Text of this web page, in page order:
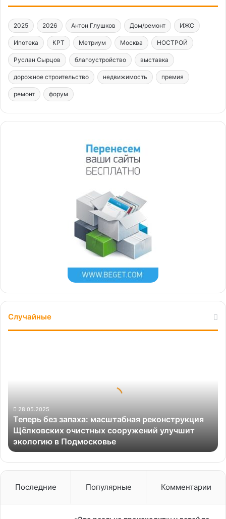
2025 2026 Антон Глушков Дом/ремонт ИЖС
Ипотека КРТ Метриум Москва НОСТРОЙ
Руслан Сырцов благоустройство выставка
дорожное строительство недвижимость премия
ремонт форум
Случайные
очистных
сооружений
улучшит
экологию
в
Подмосковье
28.05.2025
Теперь без запаха: масштабная реконструкция
Щёлковских очистных сооружений улучшит
экологию в Подмосковье
Последние Популярные Комментарии